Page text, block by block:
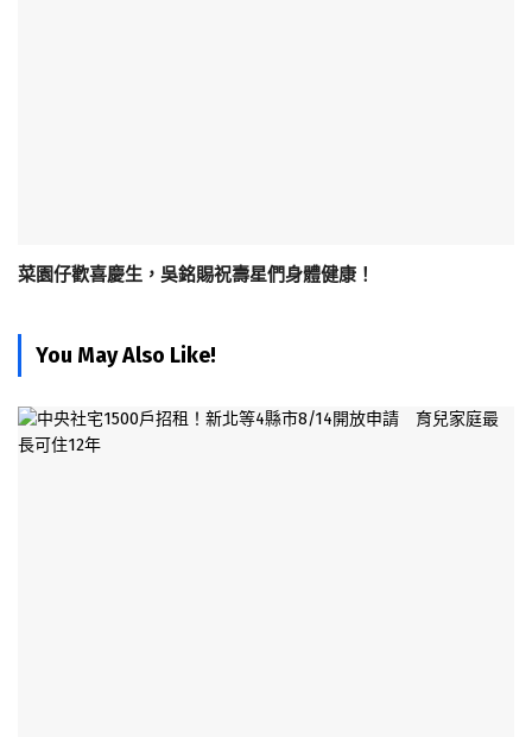
菜園仔歡喜慶生，吳銘賜祝壽星們身體健康！
You May Also Like!